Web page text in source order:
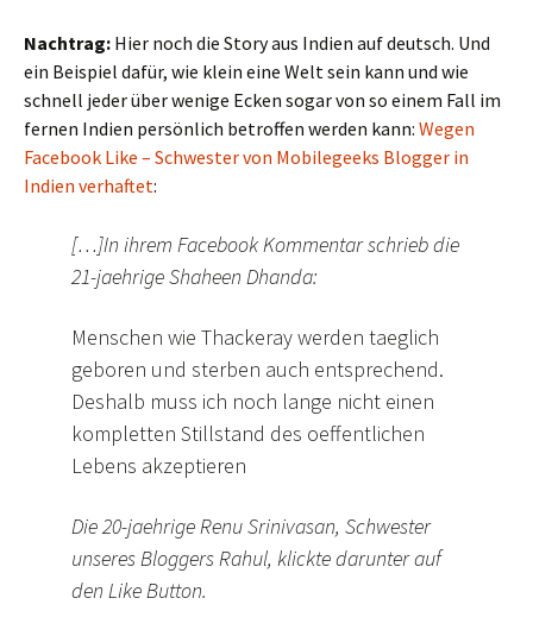
Nachtrag: Hier noch die Story aus Indien auf deutsch. Und
ein Beispiel dafür, wie klein eine Welt sein kann und wie
schnell jeder über wenige Ecken sogar von so einem Fall im
fernen Indien persönlich betroffen werden kann: Wegen
Facebook Like – Schwester von Mobilegeeks Blogger in
Indien verhaftet:
[…]In ihrem Facebook Kommentar schrieb die
21-jaehrige Shaheen Dhanda:
Menschen wie Thackeray werden taeglich
geboren und sterben auch entsprechend.
Deshalb muss ich noch lange nicht einen
kompletten Stillstand des oeffentlichen
Lebens akzeptieren
Die 20-jaehrige Renu Srinivasan, Schwester
unseres Bloggers Rahul, klickte darunter auf
den Like Button.